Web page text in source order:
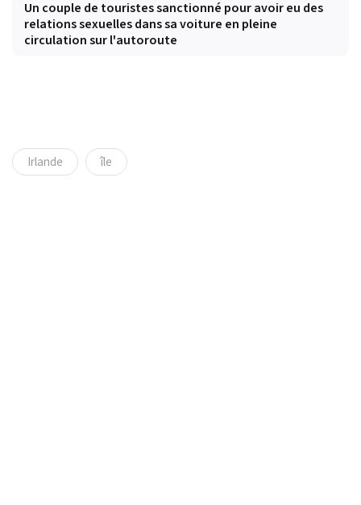
Un couple de touristes sanctionné pour avoir eu des
relations sexuelles dans sa voiture en pleine
circulation sur l'autoroute
Irlande île